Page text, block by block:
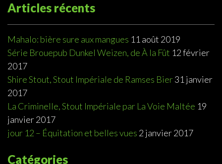
Articles récents
Mahalo: bière sure aux mangues 11 août 2019
Série Brouepub Dunkel Weizen, de À la Fût 12 février
2017
Shire Stout, Stout Impériale de Ramses Bier31 janvier
2017
La Criminelle, Stout Impériale par La Voie Maltée 19
janvier 2017
jour 12 – Équitation et belles vues 2 janvier 2017
Catégories